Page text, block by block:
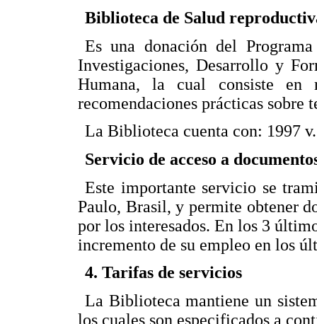
Biblioteca de Salud
Es una donación del
Investigaciones, Desarrollo y
Humana, la cual consiste en
recomendaciones prácticas sobre
La Biblioteca cuenta con: 1997
Servicio de acceso a
Este importante servicio se
Paulo, Brasil, y permite obtener
por los interesados. En los 3
incremento de su empleo en los
4. Tarifas de servicios
La Biblioteca mantiene un
los cuales son especificados a